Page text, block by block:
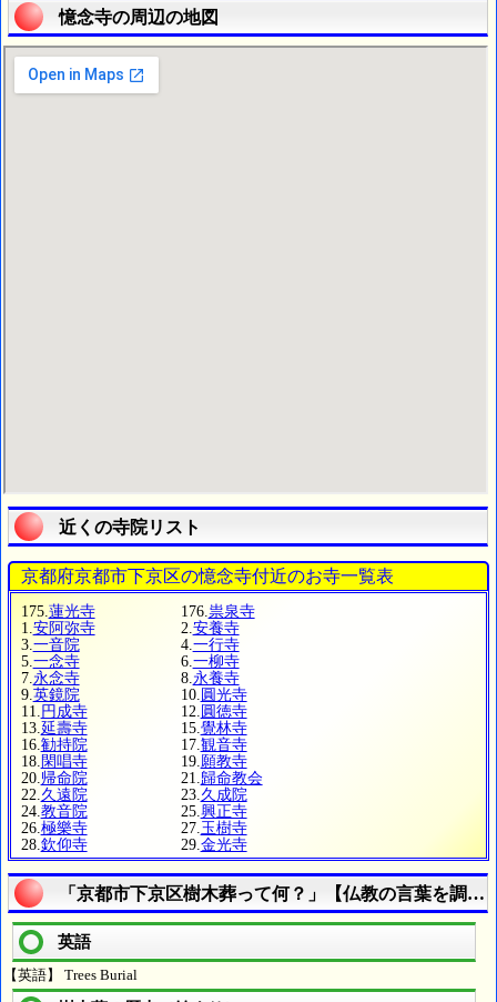
憶念寺の周辺の地図
近くの寺院リスト
京都府京都市下京区の憶念寺付近のお寺一覧表
175. 蓮光寺 176. 祟泉寺
1. 安阿弥寺 2. 安養寺
3. 一音院 4. 一行寺
5. 一念寺 6. 一柳寺
7. 永念寺 8. 永養寺
9. 英鏡院 10. 圓光寺
11. 円成寺 12. 圓徳寺
13. 延壽寺 15. 覺林寺
16. 勧持院 17. 観音寺
18. 閑唱寺 19. 願教寺
20. 帰命院 21. 歸命教会
22. 久遠院 23. 久成院
24. 教音院 25. 興正寺
26. 極樂寺 27. 玉樹寺
28. 欽仰寺 29. 金光寺
「京都市下京区樹木葬って何？」【仏教の言葉を調べ
英語
【英語】 Trees Burial